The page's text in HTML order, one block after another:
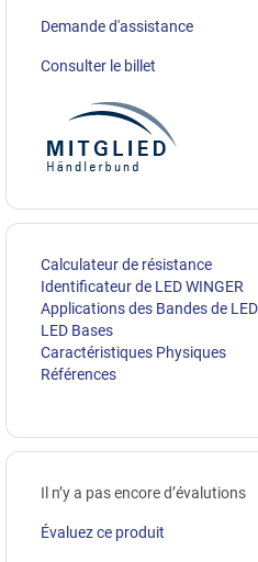
Demande d'assistance
Consulter le billet
Calculateur de résistance
Identificateur de LED WINGER
Applications des Bandes de LED
LED Bases
Caractéristiques Physiques
Références
Il n’y a pas encore d’évalutions
Évaluez ce produit